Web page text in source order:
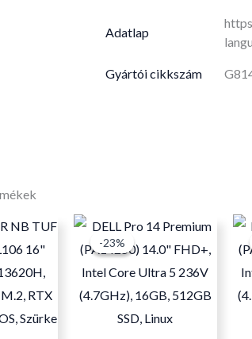
Adatlap
Gyártói cikkszám
-23%
-23%
Original Current